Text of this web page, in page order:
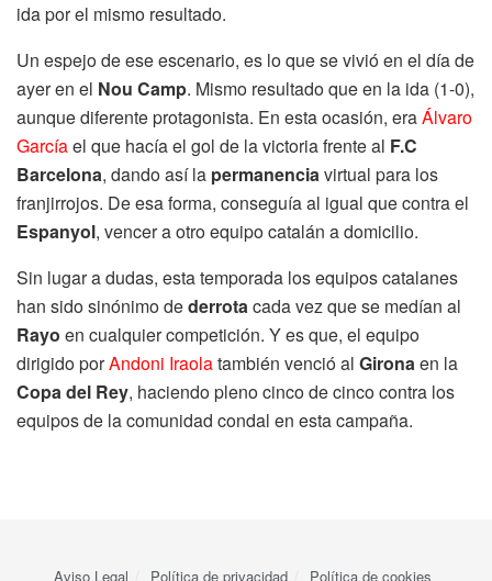
ida por el mismo resultado.
Un espejo de ese escenario, es lo que se vivió en el día de
ayer en el Nou Camp. Mismo resultado que en la ida (1-0),
aunque diferente protagonista. En esta ocasión, eraÁlvaro
Garcíael que hacía el gol de la victoria frente al F.C
Barcelona, dando así la permanenciavirtual para los
franjirrojos. De esa forma, conseguía al igual que contra el
Espanyol, vencer a otro equipo catalán a domicilio.
Sin lugar a dudas, esta temporada los equipos catalanes
han sido sinónimo dederrotacada vez que se medían al
Rayo en cualquier competición. Y es que, el equipo
dirigido porAndoni Iraolatambién venció al Gironaen la
Copa del Rey, haciendo pleno cinco de cinco contra los
equipos de la comunidad condal en esta campaña.
Aviso Legal Política de privacidad Política de cookies